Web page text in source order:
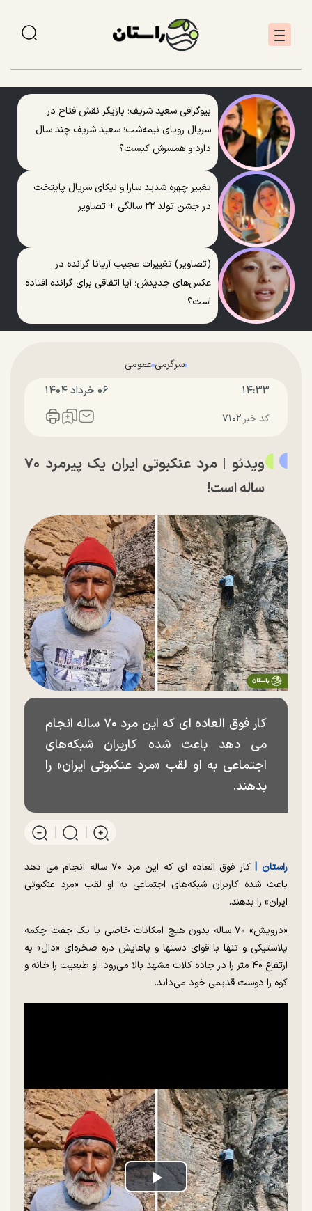
بیوگرافی سعید شریف؛ بازیگر نقش فتاح در
سریال رویای نیمه‌شب؛ سعید شریف چند سال
دارد و همسرش کیست؟
تغییر چهره شدید سارا و نیکای سریال پایتخت
در جشن تولد ۲۲ سالگی + تصاویر
(تصاویر) تغییرات عجیب آریانا گرانده در
عکس‌های جدیدش؛ آیا اتفاقی برای گرانده افتاده
است؟
سرگرمی عمومی
۱۴:۳۳ ۰۶ خرداد ۱۴۰۴
کد خبر:۷۱۰۲
ویدئو | مرد عنکبوتی ایران یک پیرمرد ۷۰
ساله است!
کار فوق العاده ای که این مرد ۷۰ ساله انجام
می دهد باعث شده کاربران شبکه‌های
اجتماعی به او لقب «مرد عنکبوتی ایران» را
بدهند.
راستان |
کار فوق العاده ای که این مرد ۷۰ ساله انجام می دهد
باعث شده کاربران شبکه‌های اجتماعی به او لقب «مرد عنکبوتی
ایران» را بدهند.
«درویش» ۷۰ ساله بدون هیچ امکانات خاصی با یک جفت چکمه
پلاستیکی و تنها با قوای دستها و پاهایش دره صخره‌ای «دال» به
ارتفاع ۴۰ متر را در جاده کلات مشهد بالا می‌رود. او طبعیت را خانه و
کوه را دوست قدیمی خود می‌داند.
Play